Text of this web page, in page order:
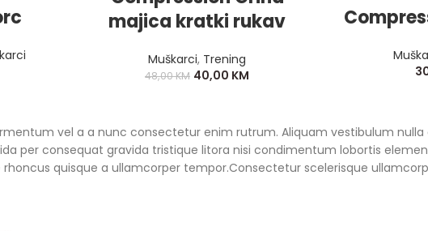
majica kratki rukav
Muškarci, Trening
48,00KM 40,00 KM
vel a a nunc consectetur enim rutrum. Aliquam vestibulum
per consequat gravida tristique litora nisi condimentum lobortis
quisque a ullamcorper tempor.Consectetur scelerisque